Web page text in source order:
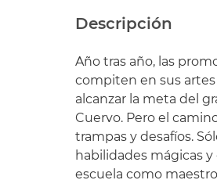
Descripción
Año tras año, las
compiten en sus artes
alcanzar la meta del
Cuervo. Pero el
trampas y desafíos.
habilidades mágicas
escuela como